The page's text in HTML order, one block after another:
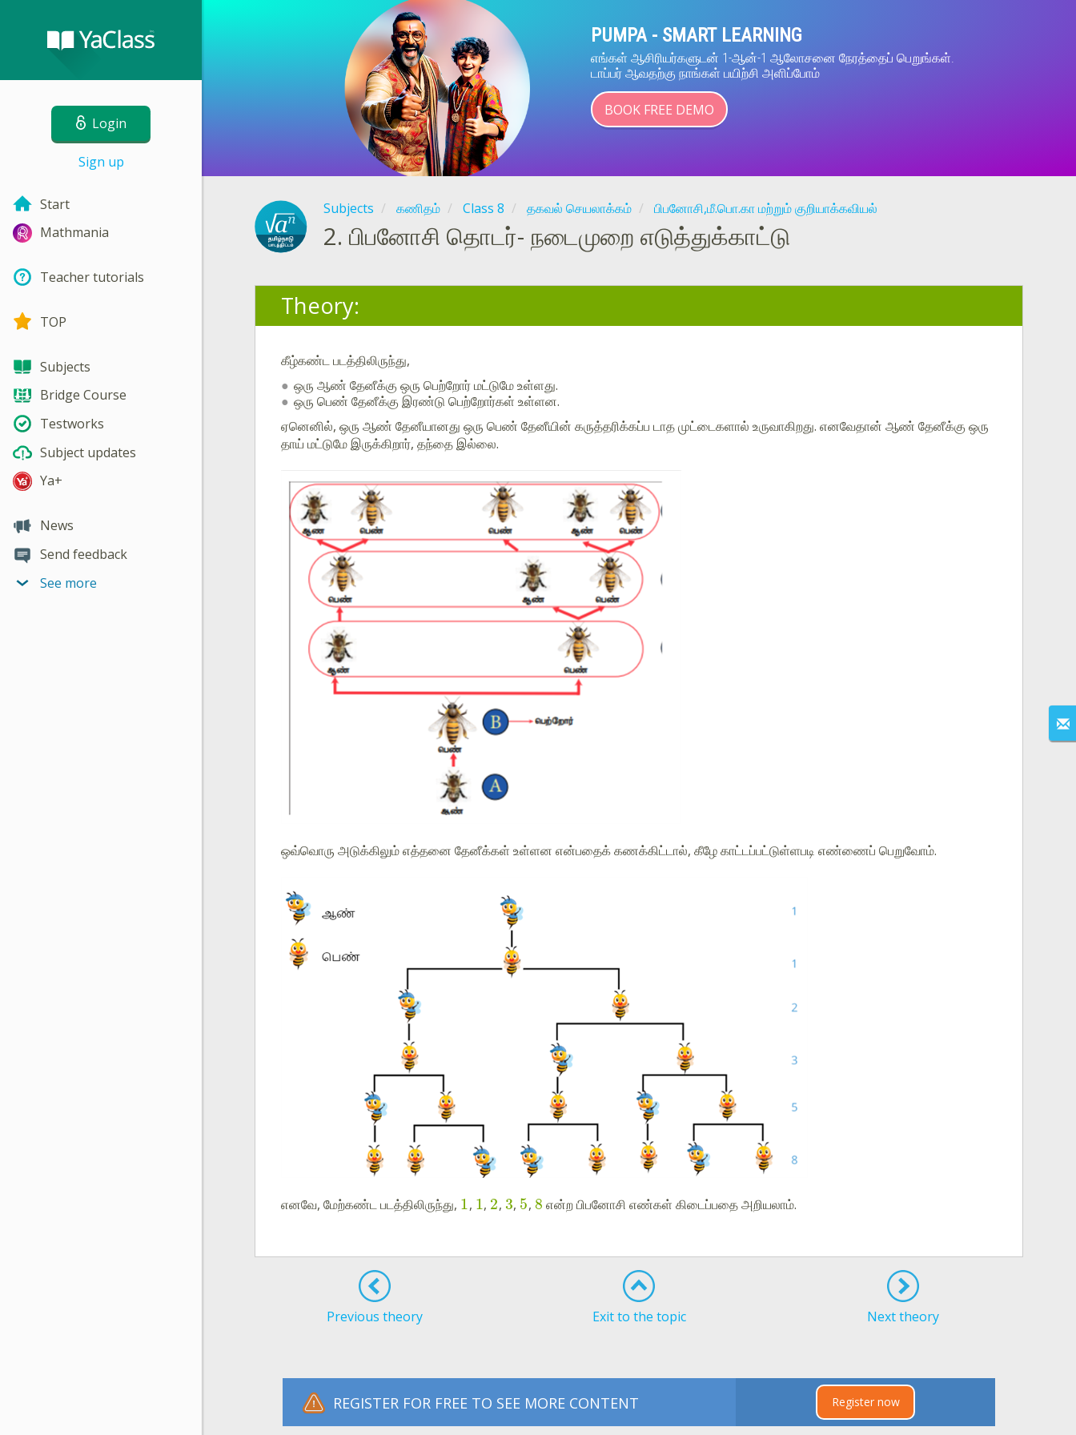
Login
Sign up
Start
Mathmania
Teacher tutorials
TOP
Subjects
Bridge Course
Testworks
Subject updates
Ya+
News
Send feedback
See more
PUMPA - SMART LEARNING
எங்கள் ஆசிரியர்களுடன் 1-ஆன்-1 ஆலோசனை நேரத்தைப் பெறுங்கள்.
டாப்பர் ஆவதற்கு நாங்கள் பயிற்சி அளிப்போம்
BOOK FREE DEMO
Subjects கணிதம் Class 8 தகவல் செயலாக்கம் பிபனோசி,மீ.பொ.கா மற்றும் குறியாக்கவியல்
2. பிபனோசி தொடர்- நடைமுறை எடுத்துக்காட்டு
Theory:
கீழ்கண்ட படத்திலிருந்து,
ஒரு ஆண் தேனீக்கு ஒரு பெற்றோர் மட்டுமே உள்ளது.
ஒரு பெண் தேனீக்கு இரண்டு பெற்றோர்கள் உள்ளன.
ஏனெனில், ஒரு ஆண் தேனீயானது ஒரு பெண் தேனீயின் கருத்தரிக்கப்ப டாத முட்டைகளால் உருவாகிறது. எனவேதான் ஆண் தேனீக்கு ஒரு
தாய் மட்டுமே இருக்கிறார், தந்தை இல்லை.
ஒவ்வொரு அடுக்கிலும் எத்தனை தேனீக்கள் உள்ளன என்பதைக் கணக்கிட்டால், கீழே காட்டப்பட்டுள்ளபடி எண்ணைப் பெறுவோம்.
எனவே, மேற்கண்ட படத்திலிருந்து, 1 , 1 , 2, 3, 5, 8 என்ற பிபனோசி எண்கள் கிடைப்பதை அறியலாம்.
Previous theory Exit to the topic Next theory
REGISTER FOR FREE TO SEE MORE CONTENT Register now